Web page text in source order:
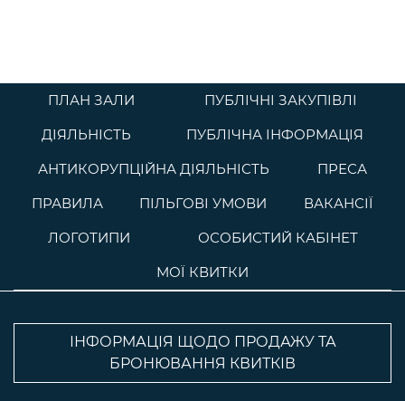
ПЛАН ЗАЛИ
ПУБЛІЧНІ ЗАКУПІВЛІ
ДІЯЛЬНІСТЬ
ПУБЛІЧНА ІНФОРМАЦІЯ
АНТИКОРУПЦІЙНА ДІЯЛЬНІСТЬ
ПРЕСА
ПРАВИЛА
ПІЛЬГОВІ УМОВИ
ВАКАНСІЇ
ЛОГОТИПИ
ОСОБИСТИЙ КАБІНЕТ
МОЇ КВИТКИ
ІНФОРМАЦІЯ ЩОДО ПРОДАЖУ ТА
БРОНЮВАННЯ КВИТКІВ